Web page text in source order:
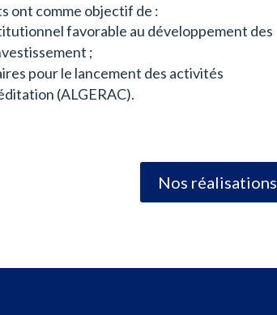
ont comme objectif de :
favorable au développement des
;
pour le lancement des activités
(ALGERAC).
Nos réalisations